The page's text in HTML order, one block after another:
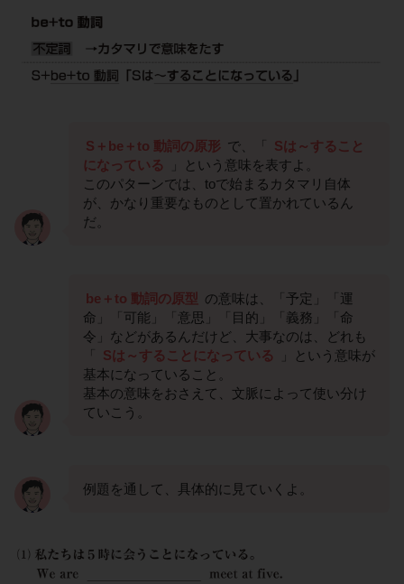
S＋be＋to 動詞の原形 で、「
Sは～すること
になっている
」という意味を表すよ。
このパターンでは、toで始まるカタマリ自体
が、かなり重要なものとして置かれているん
だ。
be＋to 動詞の原型 の意味は、「予定」「運
命」「可能」「意思」「目的」「義務」「命
令」などがあるんだけど、大事なのは、どれも
「
Sは～することになっている
」という意味が
基本になっていること。
基本の意味をおさえて、文脈によって使い分け
ていこう。
例題を通して、具体的に見ていくよ。